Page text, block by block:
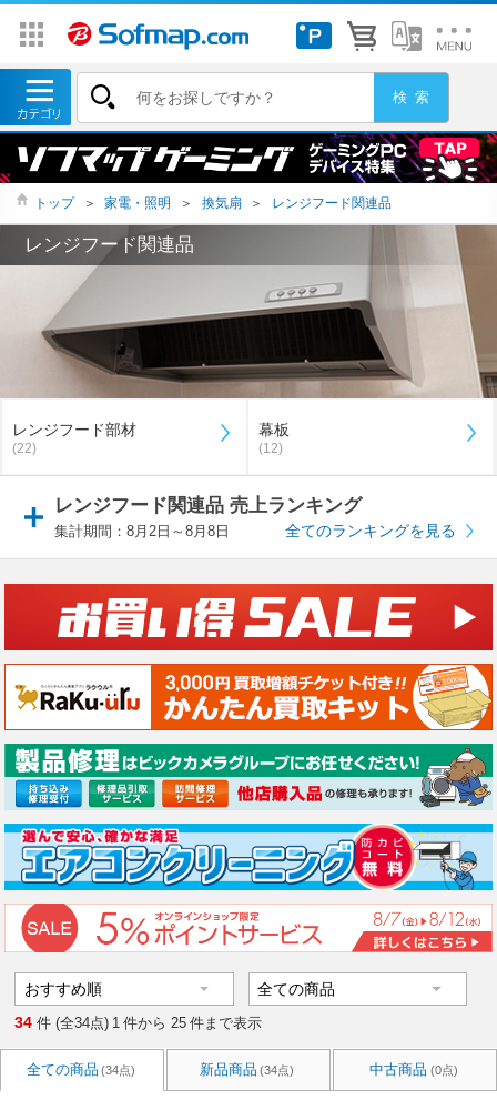
トップ ＞ 家電・照明 ＞ 換気扇 ＞ レンジフード関連品
レンジフード関連品
レンジフード部材
(22)
幕板
(12)
レンジフード関連品 売上ランキング
集計期間：8月2日～8月8日 全てのランキングを見る
34 件 (全34点) 1 件から 25 件まで表示
全ての商品 (34点) 新品商品 (34点) 中古商品 (0点)